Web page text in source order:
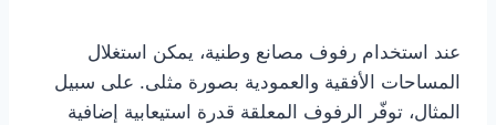
عند استخدام رفوف مصانع وطنية، يمكن استغلال
المساحات الأفقية والعمودية بصورة مثلى. على سبيل
المثال، توفّر الرفوف المعلقة قدرة استيعابية إضافية